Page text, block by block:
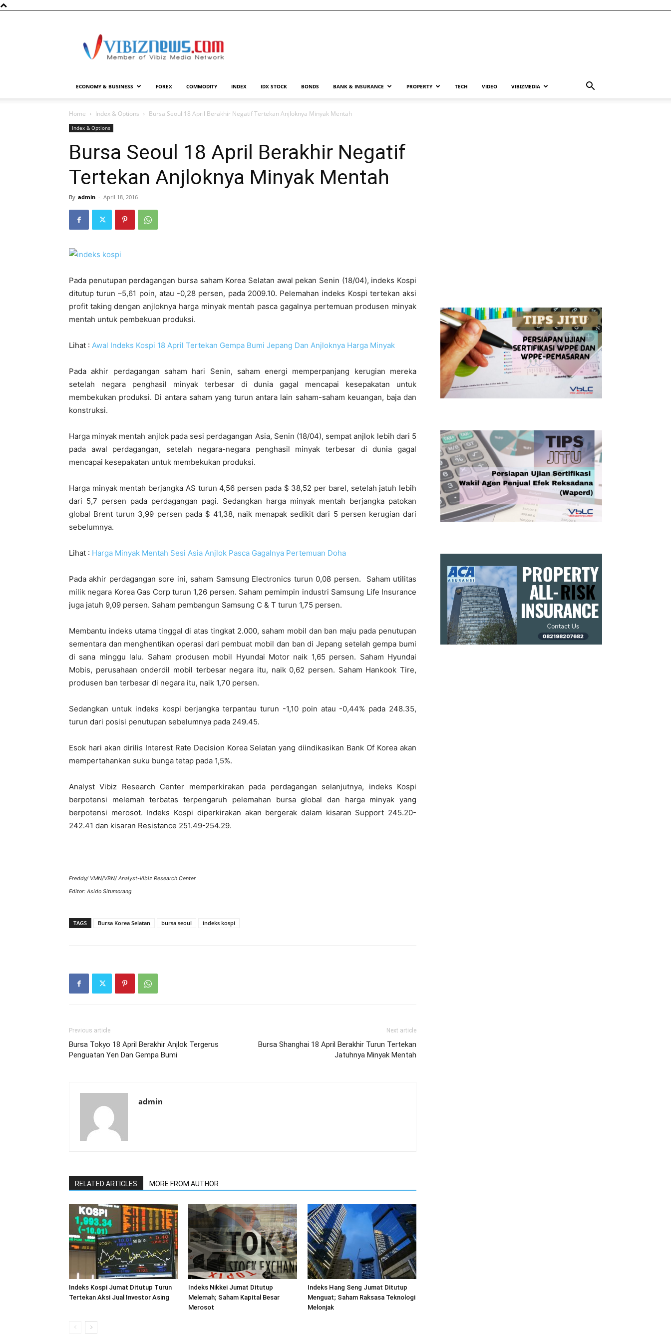
ECONOMY & BUSINESS FOREX COMMODITY INDEX IDX STOCK BONDS BANK & INSURANCE PROPERTY TECH VIDEO VIBIZMEDIA
Home Index & Options Bursa Seoul 18 April Berakhir Negatif Tertekan Anjloknya Minyak Mentah
Index & Options
Bursa Seoul 18 April Berakhir Negatif
Tertekan Anjloknya Minyak Mentah
By admin - April 18, 2016
Pada penutupan perdagangan bursa saham Korea Selatan awal pekan Senin (18/04), indeks Kospi
ditutup turun –5,61 poin, atau -0,28 persen, pada 2009.10. Pelemahan indeks Kospi tertekan aksi
profit taking dengan anjloknya harga minyak mentah pasca gagalnya pertemuan produsen minyak
mentah untuk pembekuan produksi.
Lihat : Awal Indeks Kospi 18 April Tertekan Gempa Bumi Jepang Dan Anjloknya Harga Minyak
Pada akhir perdagangan saham hari Senin, saham energi memperpanjang kerugian mereka
setelah negara penghasil minyak terbesar di dunia gagal mencapai kesepakatan untuk
membekukan produksi. Di antara saham yang turun antara lain saham-saham keuangan, baja dan
konstruksi.
Harga minyak mentah anjlok pada sesi perdagangan Asia, Senin (18/04), sempat anjlok lebih dari 5
pada awal perdagangan, setelah negara-negara penghasil minyak terbesar di dunia gagal
mencapai kesepakatan untuk membekukan produksi.
Harga minyak mentah berjangka AS turun 4,56 persen pada $ 38,52 per barel, setelah jatuh lebih
dari 5,7 persen pada perdagangan pagi. Sedangkan harga minyak mentah berjangka patokan
global Brent turun 3,99 persen pada $ 41,38, naik menapak sedikit dari 5 persen kerugian dari
sebelumnya.
Lihat : Harga Minyak Mentah Sesi Asia Anjlok Pasca Gagalnya Pertemuan Doha
Pada akhir perdagangan sore ini, saham Samsung Electronics turun 0,08 persen. Saham utilitas
milik negara Korea Gas Corp turun 1,26 persen. Saham pemimpin industri Samsung Life Insurance
juga jatuh 9,09 persen. Saham pembangun Samsung C & T turun 1,75 persen.
Membantu indeks utama tinggal di atas tingkat 2.000, saham mobil dan ban maju pada penutupan
sementara dan menghentikan operasi dari pembuat mobil dan ban di Jepang setelah gempa bumi
di sana minggu lalu. Saham produsen mobil Hyundai Motor naik 1,65 persen. Saham Hyundai
Mobis, perusahaan onderdil mobil terbesar negara itu, naik 0,62 persen. Saham Hankook Tire,
produsen ban terbesar di negara itu, naik 1,70 persen.
Sedangkan untuk indeks kospi berjangka terpantau turun -1,10 poin atau -0,44% pada 248.35,
turun dari posisi penutupan sebelumnya pada 249.45.
Esok hari akan dirilis Interest Rate Decision Korea Selatan yang diindikasikan Bank Of Korea akan
mempertahankan suku bunga tetap pada 1,5%.
Analyst Vibiz Research Center memperkirakan pada perdagangan selanjutnya, indeks Kospi
berpotensi melemah terbatas terpengaruh pelemahan bursa global dan harga minyak yang
berpotensi merosot. Indeks Kospi diperkirakan akan bergerak dalam kisaran Support 245.20-
242.41 dan kisaran Resistance 251.49-254.29.
Freddy/ VMN/VBN/ Analyst-Vibiz Research Center
Editor: Asido Situmorang
TAGS Bursa Korea Selatan bursa seoul indeks kospi
Previous article
Bursa Tokyo 18 April Berakhir Anjlok Tergerus
Penguatan Yen Dan Gempa Bumi
Next article
Bursa Shanghai 18 April Berakhir Turun Tertekan
Jatuhnya Minyak Mentah
admin
RELATED ARTICLES MORE FROM AUTHOR
Indeks Kospi Jumat Ditutup Turun
Tertekan Aksi Jual Investor Asing
Indeks Nikkei Jumat Ditutup
Melemah; Saham Kapital Besar
Merosot
Indeks Hang Seng Jumat Ditutup
Menguat; Saham Raksasa Teknologi
Melonjak